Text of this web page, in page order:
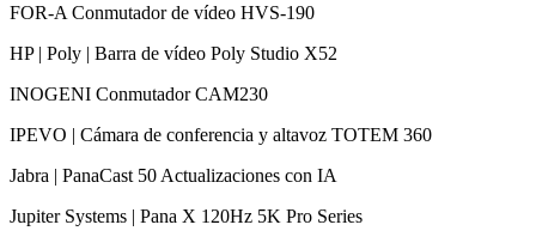
FOR-A Conmutador de vídeo HVS-190
HP | Poly | Barra de vídeo Poly Studio X52
INOGENI Conmutador CAM230
IPEVO | Cámara de conferencia y altavoz TOTEM 360
Jabra | PanaCast 50 Actualizaciones con IA
Jupiter Systems | Pana X 120Hz 5K Pro Series